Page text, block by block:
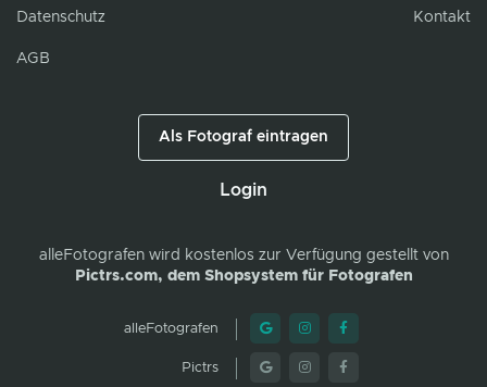
Datenschutz
AGB
Kontakt
Als Fotograf eintragen
Login
alleFotografenwird kostenlos zur Verfügung gestellt von
Pictrs.com, dem Shopsystem für Fotografen
alleFotografen
Pictrs